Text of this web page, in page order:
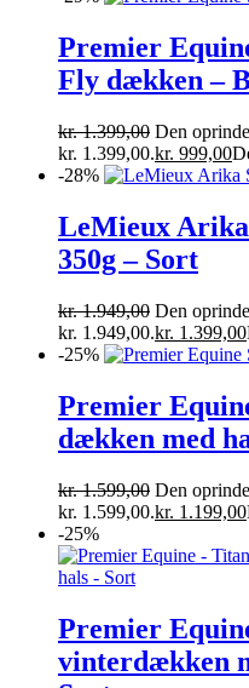
Premier
Fly dækken –
kr.1.399,00 Den
kr. 1.399,00.kr. 999,00
-28%
LeMieux
350g – Sort
kr.1.949,00 Den
kr. 1.949,00.kr. 1.399,00
-25%
Premier
dækken med
kr.1.599,00 Den
kr. 1.599,00.kr. 1.199,00
-25%
Premier
vinterdækken